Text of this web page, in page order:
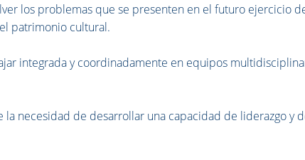
los problemas que se presenten en el futuro ejercicio
patrimonio cultural.
integrada y coordinadamente en equipos
necesidad de desarrollar una capacidad de liderazgo y